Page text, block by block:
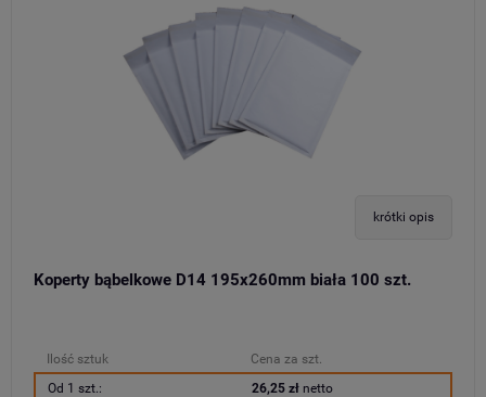
krótki opis
Koperty bąbelkowe D14 195x260mm biała 100 szt.
Ilość sztuk
Cena za szt.
Od 1 szt.:
26,25 złnetto